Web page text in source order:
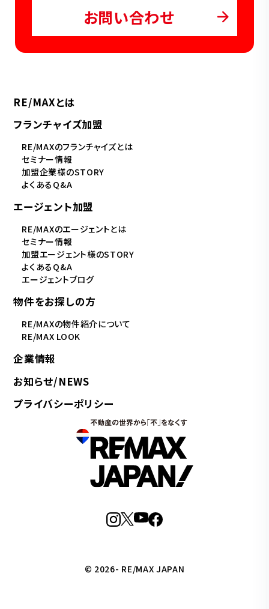
お問い合わせ
RE/MAXとは
フランチャイズ加盟
RE/MAXのフランチャイズとは
セミナー情報
加盟企業様のSTORY
よくあるQ&A
エージェント加盟
RE/MAXのエージェントとは
セミナー情報
加盟エージェント様のSTORY
よくあるQ&A
エージェントブログ
物件をお探しの方
RE/MAXの物件紹介について
RE/MAX LOOK
企業情報
お知らせ/NEWS
プライバシーポリシー
© 2026- RE/MAX JAPAN